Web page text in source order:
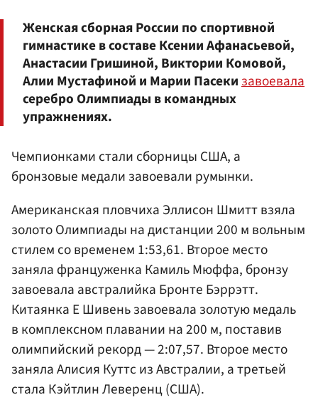
Женская сборная России по спортивной
гимнастике в составе Ксении Афанасьевой,
Анастасии Гришиной, Виктории Комовой,
Алии Мустафиной и Марии Пасекизавоевала
серебро Олимпиады в командных
упражнениях.
Чемпионками стали сборницы США, а
бронзовые медали завоевали румынки.
Американская пловчиха Эллисон Шмитт взяла
золото Олимпиады на дистанции 200 м вольным
стилем со временем 1:53,61. Второе место
заняла француженка Камиль Мюффа, бронзу
завоевала австралийка Бронте Бэррэтт.
Китаянка Е Шивень завоевала золотую медаль
в комплексном плавании на 200 м, поставив
олимпийский рекорд — 2:07,57. Второе место
заняла Алисия Куттс из Австралии, а третьей
стала Кэйтлин Леверенц (США).